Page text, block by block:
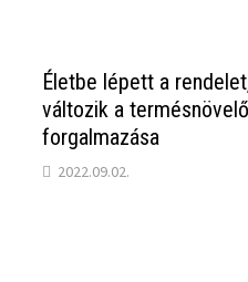
Életbe lépett a
változik a
forgalmazása
2022.09.02.